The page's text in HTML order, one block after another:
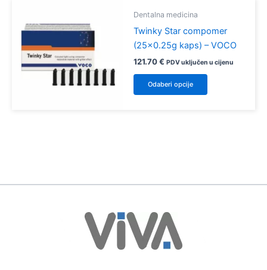
Dentalna medicina
Twinky Star compomer
(25×0.25g kaps) – VOCO
121.70€ PDV uključen u cijenu
Odaberi opcije
Ovaj
proizvod